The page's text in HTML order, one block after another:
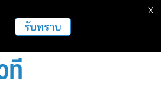
าวประชาสัมพันธ์
ที
รับทราบ
X